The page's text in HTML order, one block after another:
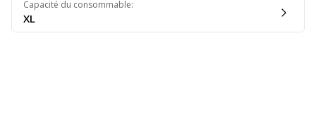
Capacité du consommable:
XL